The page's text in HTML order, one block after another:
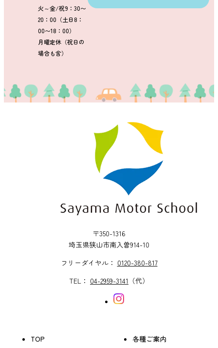
火～金/祝9：30〜
20：00（土日8：
00〜18：00）
月曜定休（祝日の
場合も含）
〒350-1316
埼玉県狭山市南入曽914-10
フリーダイヤル： 0120-380-817
TEL： 04-2959-3141 （代）
TOP
各種ご案内